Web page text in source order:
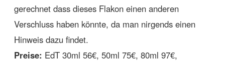
gerechnet dass dieses Flakon einen anderen
Verschluss haben könnte, da man nirgends einen
Hinweis dazu findet.
Preise: EdT 30ml 56€, 50ml 75€, 80ml 97€,